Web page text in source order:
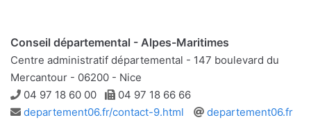
Conseil départemental - Alpes-Maritimes
Centre administratif départemental - 147 boulevard du
Mercantour - 06200 - Nice
Téléphone
04 97 18 60 00 Télécopie
04 97 18 66 66
Adresse
departement06.fr/contact-9.html
Site
departement06.fr